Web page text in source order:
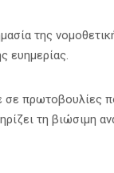
της
ευημερίας.
πρωτοβουλίες
τη βιώσιμη